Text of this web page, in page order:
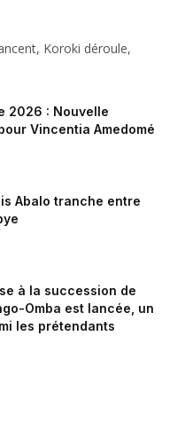
Koroki déroule,
2026 : Nouvelle
Vincentia Amedomé
Abalo tranche entre
à la succession de
Omba est lancée, un
les prétendants